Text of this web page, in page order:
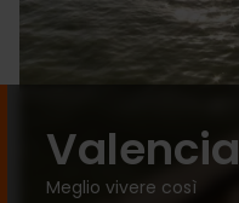
Valencia
Meglio vivere così